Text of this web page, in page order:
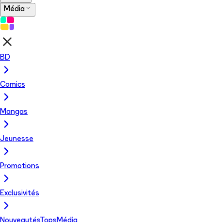
Média
BD
Comics
Mangas
Jeunesse
Promotions
Exclusivités